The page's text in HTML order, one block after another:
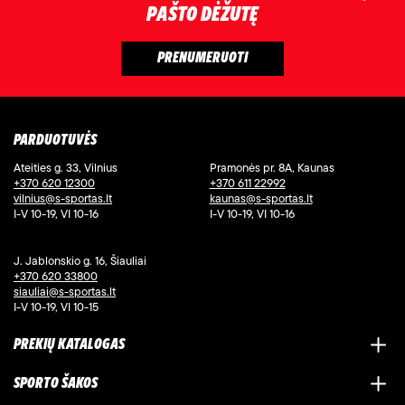
PAŠTO DĖŽUTĘ
PARDUOTUVĖS
Ateities g. 33, Vilnius
+370 620 12300
vilnius@s-sportas.lt
I-V 10-19, VI 10-16
Pramonės pr. 8A, Kaunas
+370 611 22992
kaunas@s-sportas.lt
I-V 10-19, VI 10-16
J. Jablonskio g. 16, Šiauliai
+370 620 33800
siauliai@s-sportas.lt
I-V 10-19, VI 10-15
PREKIŲ KATALOGAS
SPORTO ŠAKOS